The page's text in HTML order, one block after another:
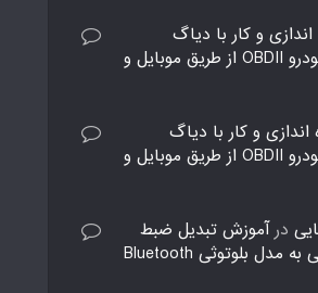
اندازی و کار با دیاگ
ELM327 خودرو OBDII از طریق موبایل و
اندازی و کار با دیاگ
ELM327 خودرو OBDII از طریق موبایل و
در آموزش تبدیل ضبط
صوت قدیمی به مدل بلوتوثی Bluetooth